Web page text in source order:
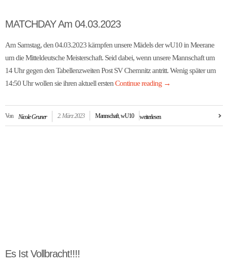
MATCHDAY Am 04.03.2023
Am Samstag, den 04.03.2023 kämpfen unsere Mädels der wU10 in Meerane
um die Mitteldeutsche Meisterschaft. Seid dabei, wenn unsere Mannschaft um
14 Uhr gegen den Tabellenzweiten Post SV Chemnitz antritt. Wenig später um
14:50 Uhr wollen sie ihren aktuell erstenContinue reading →
Von Nicole Gruner 2. März 2023 Mannschaft,wU10 weiterlesen
Es Ist Vollbracht!!!!